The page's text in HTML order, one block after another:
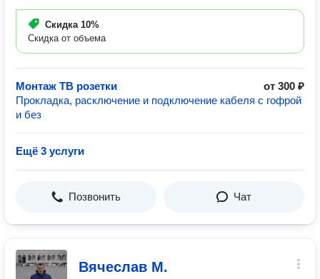
Скидка 10%
Скидка от объема
Монтаж ТВ розетки
от 300 ₽
Прокладка, расключение и подключение кабеля с гофрой
и без
Ещё 3 услуги
Позвонить Чат
Вячеслав М.